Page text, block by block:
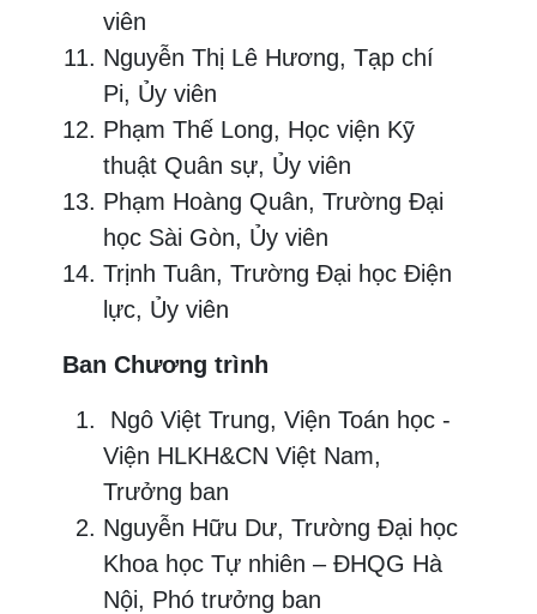
viên
Nguyễn Thị Lê Hương, Tạp chí
Pi, Ủy viên
Phạm Thế Long, Học viện Kỹ
thuật Quân sự, Ủy viên
Phạm Hoàng Quân, Trường Đại
học Sài Gòn, Ủy viên
Trịnh Tuân, Trường Đại học Điện
lực, Ủy viên
Ban Chương trình
Ngô Việt Trung, Viện Toán học -
Viện HLKH&CN Việt Nam,
Trưởng ban
Nguyễn Hữu Dư, Trường Đại học
Khoa học Tự nhiên – ĐHQG Hà
Nội, Phó trưởng ban